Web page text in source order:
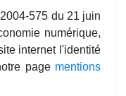
575 du 21 juin
numérique,
internet l'identité
page mentions